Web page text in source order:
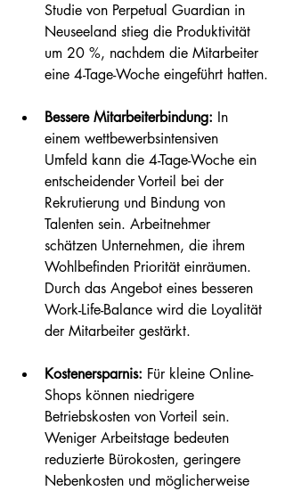
Studie von Perpetual Guardian in
Neuseeland stieg die Produktivität
um 20 %, nachdem die Mitarbeiter
eine 4-Tage-Woche eingeführt hatten.
Bessere Mitarbeiterbindung: In
einem wettbewerbsintensiven
Umfeld kann die 4-Tage-Woche ein
entscheidender Vorteil bei der
Rekrutierung und Bindung von
Talenten sein. Arbeitnehmer
schätzen Unternehmen, die ihrem
Wohlbefinden Priorität einräumen.
Durch das Angebot eines besseren
Work-Life-Balance wird die Loyalität
der Mitarbeiter gestärkt.
Kostenersparnis: Für kleine Online-
Shops können niedrigere
Betriebskosten von Vorteil sein.
Weniger Arbeitstage bedeuten
reduzierte Bürokosten, geringere
Nebenkosten und möglicherweise